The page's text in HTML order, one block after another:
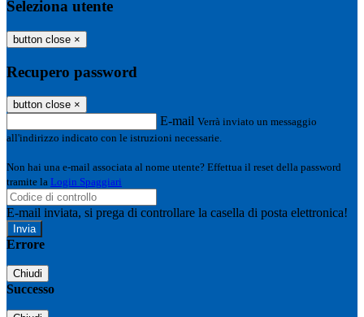
Seleziona utente
button close ×
Recupero password
button close ×
E-mail Verrà inviato un messaggio
all'indirizzo indicato con le istruzioni necessarie.
Non hai una e-mail associata al nome utente? Effettua il reset della password
tramite la Login Spaggiari
E-mail inviata, si prega di controllare la casella di posta elettronica!
Errore
Chiudi
Successo